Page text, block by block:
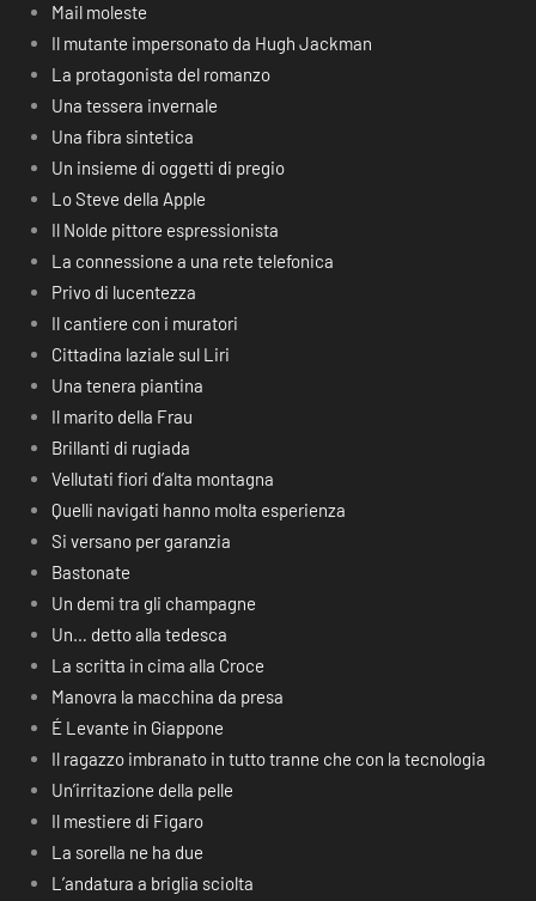
Mail moleste
Il mutante impersonato da Hugh Jackman
La protagonista del romanzo
Una tessera invernale
Una fibra sintetica
Un insieme di oggetti di pregio
Lo Steve della Apple
Il Nolde pittore espressionista
La connessione a una rete telefonica
Privo di lucentezza
Il cantiere con i muratori
Cittadina laziale sul Liri
Una tenera piantina
Il marito della Frau
Brillanti di rugiada
Vellutati fiori d’alta montagna
Quelli navigati hanno molta esperienza
Si versano per garanzia
Bastonate
Un demi tra gli champagne
Un… detto alla tedesca
La scritta in cima alla Croce
Manovra la macchina da presa
É Levante in Giappone
Il ragazzo imbranato in tutto tranne che con la tecnologia
Un’irritazione della pelle
Il mestiere di Figaro
La sorella ne ha due
L’andatura a briglia sciolta